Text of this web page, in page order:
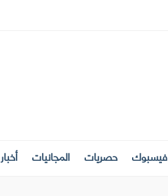
فيسبوك حصريات المجانيات أخبار